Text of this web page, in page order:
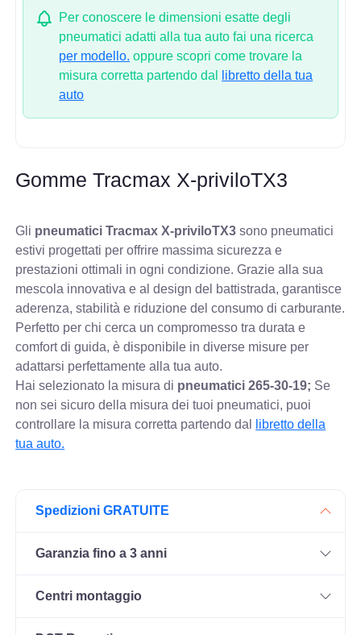
Per conoscere le dimensioni esatte degli
pneumatici adatti alla tua auto fai una ricerca
per modello. oppure scopri come trovare la
misura corretta partendo dal
libretto della tua
auto
Gomme Tracmax X-priviloTX3
Gli pneumatici Tracmax X-priviloTX3 sono pneumatici
estivi progettati per offrire massima sicurezza e
prestazioni ottimali in ogni condizione. Grazie alla sua
mescola innovativa e al design del battistrada, garantisce
aderenza, stabilità e riduzione del consumo di carburante.
Perfetto per chi cerca un compromesso tra durata e
comfort di guida, è disponibile in diverse misure per
adattarsi perfettamente alla tua auto.
Hai selezionato la misura di pneumatici265-30-19; Se
non sei sicuro della misura dei tuoi pneumatici, puoi
controllare la misura corretta partendo dal
libretto della
tua auto.
Spedizioni GRATUITE
Garanzia fino a 3 anni
Centri montaggio